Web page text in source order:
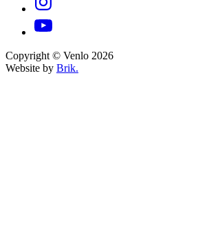
Copyright © Venlo 2026
Website by Brik.